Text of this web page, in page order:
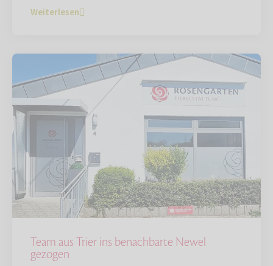
Weiterlesen
Team aus Trier ins benachbarte Newel
gezogen